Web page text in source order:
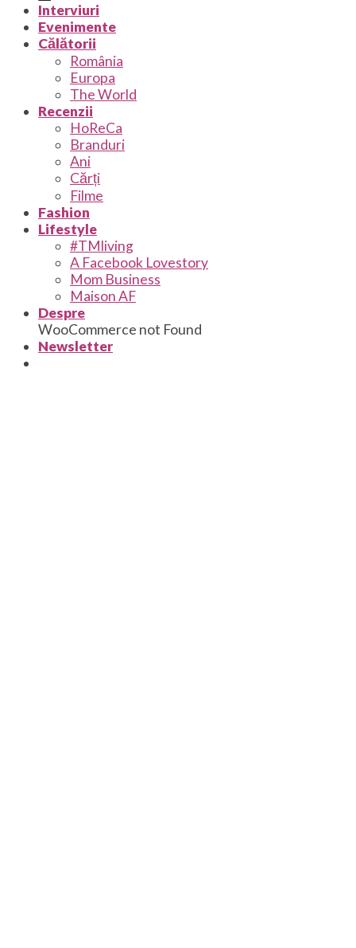
Interviuri
Evenimente
Călătorii
România
Europa
The World
Recenzii
HoReCa
Branduri
Ani
Cărți
Filme
Fashion
Lifestyle
#TMliving
A Facebook Lovestory
Mom Business
Maison AF
Despre
WooCommerce not Found
Newsletter